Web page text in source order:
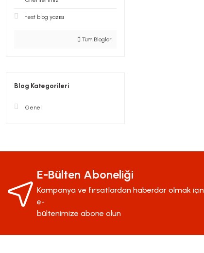
test blog yazısı
Tüm Bloglar
Blog Kategorileri
Genel
E-Bülten Aboneliği
Kampanya ve fırsatlardan haberdar olmak için
e-
bültenimize abone olun